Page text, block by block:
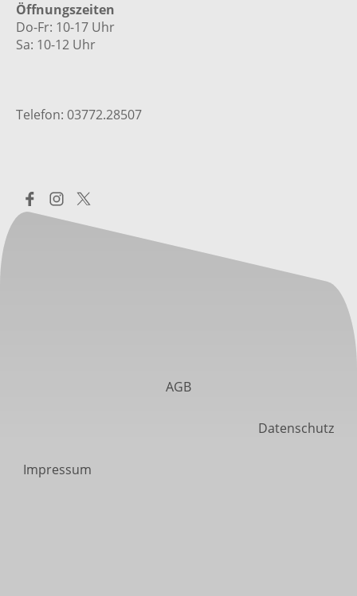
Öffnungszeiten
Do-Fr: 10-17 Uhr
Sa: 10-12 Uhr
Telefon: 03772.28507
AGB
Datenschutz
Impressum